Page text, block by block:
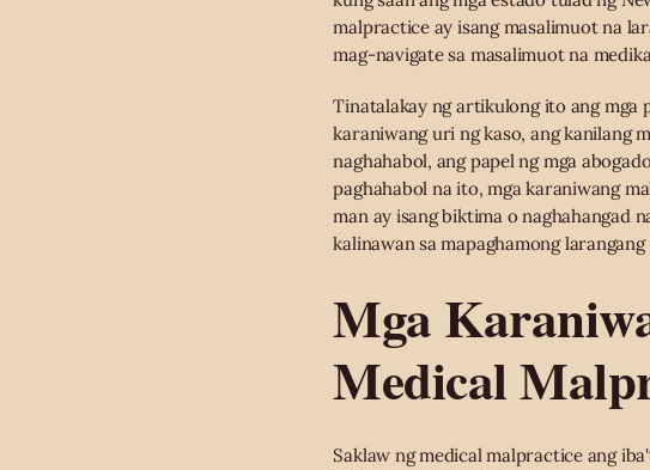
malpractice ay isang masalimuot na
mag-navigate sa masalimuot na
Tinatalakay ng artikulong ito ang mga
karaniwang uri ng kaso, ang kanilang
naghahabol, ang papel ng mga
paghahabol na ito, mga karaniwang
man ay isang biktima o naghahangad
kalinawan sa mapaghamong
Mga
Medical
Saklaw ng medical malpractice ang